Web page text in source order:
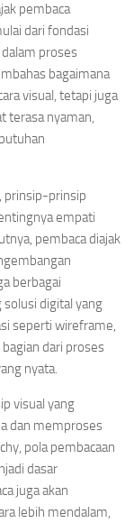
pembaca
dari fondasi
proses
bagaimana
visual, tetapi juga
terasa nyaman,
prinsip-prinsip
empati
pembaca diajak
berbagai
digital yang
seperti wireframe,
dari proses
nyata.
visual yang
dan memproses
pola pembacaan
dasar
juga akan
lebih mendalam,